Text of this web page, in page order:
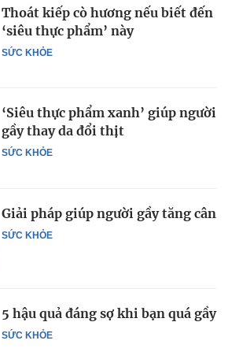
SỨC KHỎE
Thoát kiếp cò hương nếu biết đến
‘siêu thực phẩm’ này
SỨC KHỎE
‘Siêu thực phẩm xanh’ giúp người
gầy thay da đổi thịt
SỨC KHỎE
Giải pháp giúp người gầy tăng cân
SỨC KHỎE
5 hậu quả đáng sợ khi bạn quá gầy